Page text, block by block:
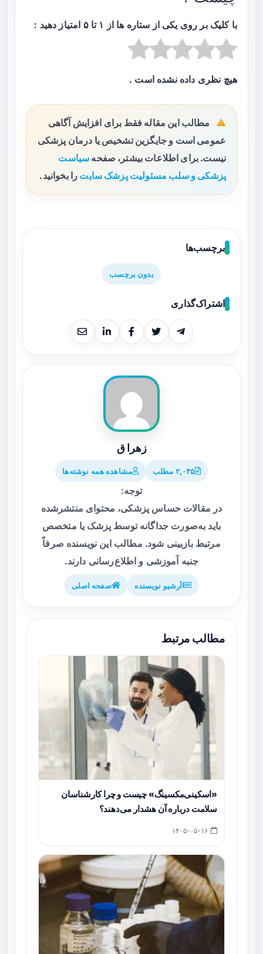
با کلیک بر روی یکی از ستاره ها از ۱ تا ۵ امتیاز دهید :
هیچ نظری داده نشده است .
مطالب این مقاله فقط برای افزایش آگاهی
عمومی است و جایگزین تشخیص یا درمان پزشکی
نیست. برای اطلاعات بیشتر، صفحه سیاست
پزشکی و سلب مسئولیت پزشک سایت را بخوانید.
برچسب‌ها
بدون برچسب
اشتراک‌گذاری
زهرا ق
۲,۰۳۵ مطلب مشاهده همه نوشته‌ها
توجه:
در مقالات حساس پزشکی، محتوای منتشرشده
باید به‌صورت جداگانه توسط پزشک یا متخصص
مرتبط بازبینی شود. مطالب این نویسنده صرفاً
جنبه آموزشی و اطلاع‌رسانی دارند.
آرشیو نویسنده صفحه اصلی
مطالب مرتبط
«اسکینی‌مکسینگ» چیست و چرا کارشناسان
سلامت درباره آن هشدار می‌دهند؟